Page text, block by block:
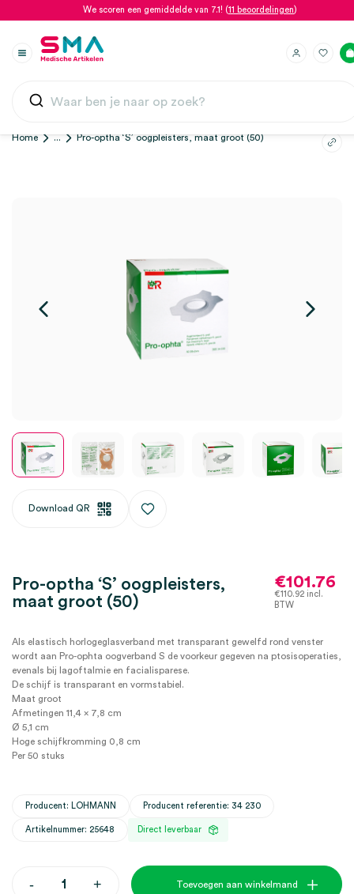
We scoren een gemiddelde van 7.1! (11 beoordelingen)
Home ... Pro-optha ‘S’ oogpleisters, maat groot (50)
Download QR
Pro-optha ‘S’ oogpleisters,
maat groot (50)
€101.76
€110.92incl.
BTW
Als elastisch horlogeglasverband met transparant gewelfd rond venster
wordt aan Pro-ophta oogverband S de voorkeur gegeven na ptosisoperaties,
evenals bij lagoftalmie en facialisparese.
De schijf is transparant en vormstabiel.
Maat groot
Afmetingen 11,4 x 7,8 cm
Ø 5,1 cm
Hoge schijfkromming 0,8 cm
Per 50 stuks
Producent: LOHMANN Producent referentie: 34 230
Artikelnummer: 25648 Direct leverbaar
- + Toevoegen aan winkelmand